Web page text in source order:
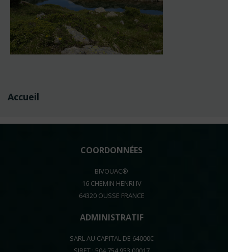
Navigation
l’article
Accueil
COORDONNÉES
BIVOUAC®
16 CHEMIN HENRI IV
64320 OUSSE FRANCE
ADMINISTRATIF
SARL AU CAPITAL DE 64000€